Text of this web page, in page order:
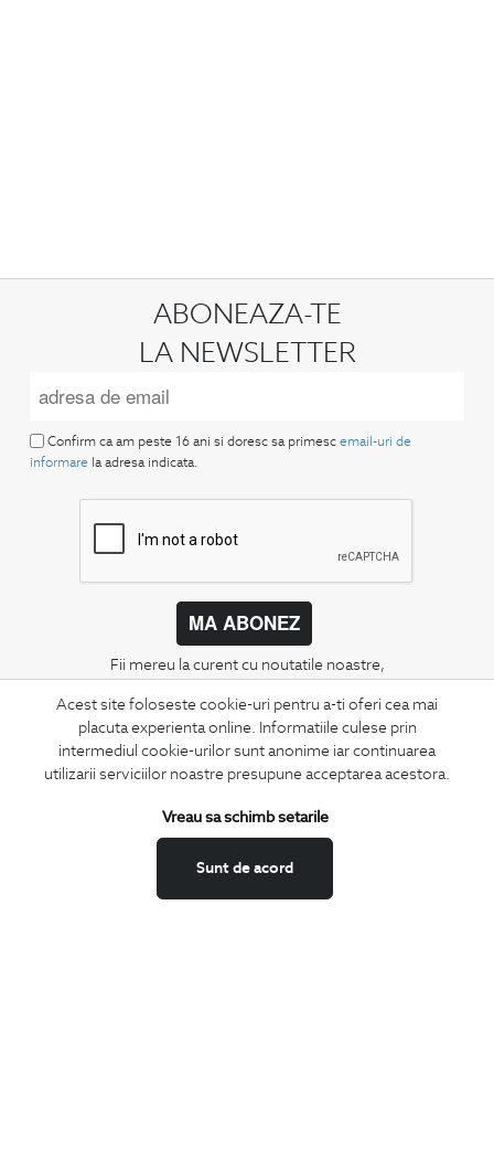
Acest site foloseste cookie-uri pentru a-ti oferi cea mai
placuta experienta online. Informatiile culese prin
intermediul cookie-urilor sunt anonime iar continuarea
utilizarii serviciilor noastre presupune acceptarea acestora.
Sunt de acord
Vreau sa schimb setarile
ABONEAZA-TE
LA NEWSLETTER
Confirm ca am peste 16 ani si doresc sa primesc email-uri de
informare la adresa indicata.
MA ABONEZ
Fii mereu la curent cu noutatile noastre,
oferte speciale si trenduri in moda masculina.
CONCIERGE
Termeni si conditii
Securitatea datelor
Feedback site